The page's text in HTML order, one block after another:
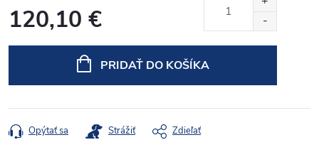
120,10 €
PRIDAŤ DO KOŠÍKA
Opýtať sa Strážiť Zdieľať